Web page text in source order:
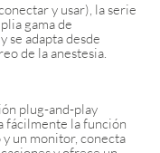
y usar), la serie
gama de
se adapta desde
de la anestesia.
plug-and-play
fácilmente la función
un monitor, conecta